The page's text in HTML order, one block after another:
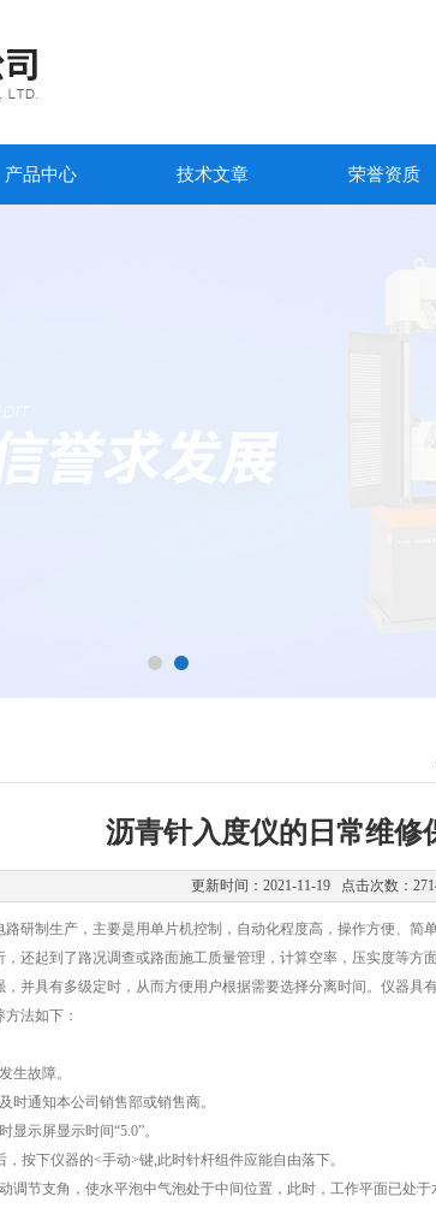
产品中心 技术文章 荣誉资质
沥青针入度仪的日常维修
更新时间：2021-11-19 点击次数：
路研制生产，主要是用单片机控制，自动化程度高，操作方便、
还起到了路况调查或路面施工质量管理，计算空率，压实度等方
具有多级定时，从而方便用户根据需要选择分离时间。仪器具
法如下：
故障。
通知本公司销售部或销售商。
示屏显示时间“5.0”。
按下仪器的<手动>键,此时针杆组件应能自由落下。
节支角，使水平泡中气泡处于中间位置，此时，工作平面已处于